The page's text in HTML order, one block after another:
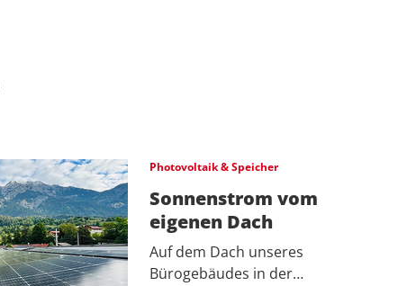
Photovoltaik & Speicher
Sonnenstrom vom
eigenen Dach
Auf dem Dach unseres
Bürogebäudes in der…